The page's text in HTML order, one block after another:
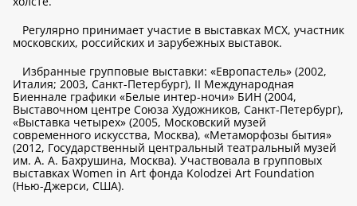
Регулярно принимает участие в выставках МСХ, участник
московских, российских и зарубежных выставок.
Избранные групповые выставки: «Европастель» (2002,
Италия; 2003, Санкт-Петербург), II Международная
Биеннале графики «Белые интер-ночи» БИН (2004,
Выставочном центре Союза Художников, Санкт-Петербург),
«Выставка четырех» (2005, Московский музей
современного искусства, Москва), «Метаморфозы бытия»
(2012, Государственный центральный театральный музей
им. А. А. Бахрушина, Москва). Участвовала в групповых
выставках Women in Art фонда Kolodzei Art Foundation
(Нью-Джерси, США).